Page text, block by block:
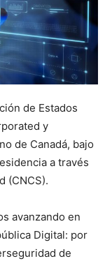
de Estados
y
de Canadá, bajo
a través
(CNCS).
avanzando en
Digital: por
de